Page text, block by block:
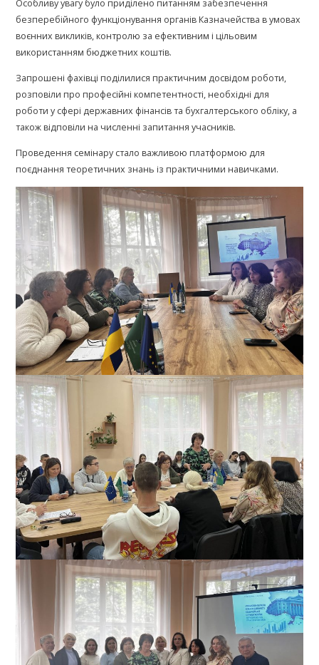
Особливу увагу було приділено питанням забезпечення
безперебійного функціонування органів Казначейства в умовах
воєнних викликів, контролю за ефективним і цільовим
використанням бюджетних коштів.
Запрошені фахівці поділилися практичним досвідом роботи,
розповіли про професійні компетентності, необхідні для
роботи у сфері державних фінансів та бухгалтерського обліку, а
також відповіли на численні запитання учасників.
Проведення семінару стало важливою платформою для
поєднання теоретичних знань із практичними навичками.